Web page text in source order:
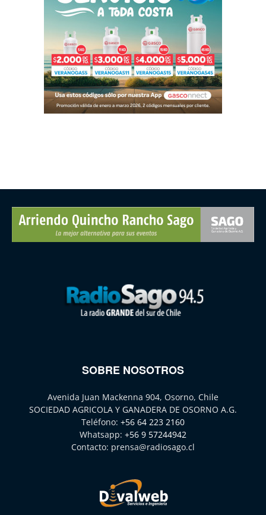
SOBRE NOSOTROS
Avenida Juan Mackenna 904, Osorno, Chile
SOCIEDAD AGRICOLA Y GANADERA DE OSORNO A.G.
Teléfono: +56 64 223 2160
Whatsapp: +56 9 57244942
Contacto: prensa@radiosago.cl